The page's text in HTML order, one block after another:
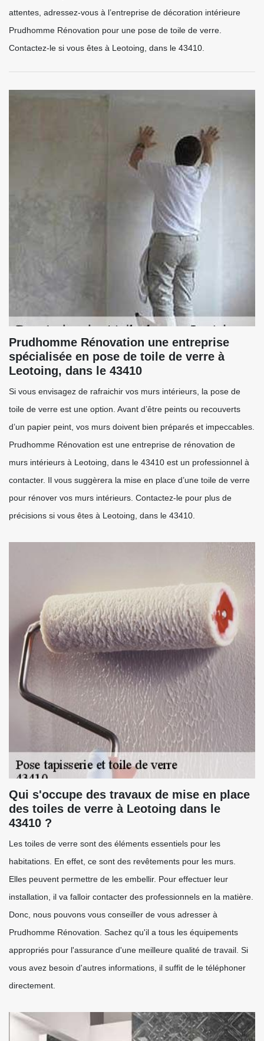
attentes, adressez-vous à l’entreprise de décoration intérieure
Prudhomme Rénovation pour une pose de toile de verre.
Contactez-le si vous êtes à Leotoing, dans le 43410.
Prudhomme Rénovation une entreprise
spécialisée en pose de toile de verre à
Leotoing, dans le 43410
Si vous envisagez de rafraichir vos murs intérieurs, la pose de
toile de verre est une option. Avant d’être peints ou recouverts
d’un papier peint, vos murs doivent bien préparés et impeccables.
Prudhomme Rénovation est une entreprise de rénovation de
murs intérieurs à Leotoing, dans le 43410 est un professionnel à
contacter. Il vous suggèrera la mise en place d’une toile de verre
pour rénover vos murs intérieurs. Contactez-le pour plus de
précisions si vous êtes à Leotoing, dans le 43410.
Qui s'occupe des travaux de mise en place
des toiles de verre à Leotoing dans le
43410 ?
Les toiles de verre sont des éléments essentiels pour les
habitations. En effet, ce sont des revêtements pour les murs.
Elles peuvent permettre de les embellir. Pour effectuer leur
installation, il va falloir contacter des professionnels en la matière.
Donc, nous pouvons vous conseiller de vous adresser à
Prudhomme Rénovation. Sachez qu'il a tous les équipements
appropriés pour l'assurance d'une meilleure qualité de travail. Si
vous avez besoin d'autres informations, il suffit de le téléphoner
directement.